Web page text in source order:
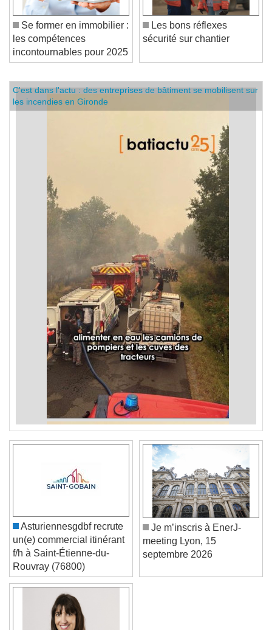
Se former en immobilier :
les compétences
incontournables pour 2025
Les bons réflexes
C'est dans l'actu : des entreprises de bâtiment se mobilisent sur
les incendies en Gironde
Asturiennesgdbf recrute
un(e) commercial itinérant
f/h à Saint-Étienne-du-
Rouvray (76800)
Je m’inscris à EnerJ-
meeting Lyon, 15